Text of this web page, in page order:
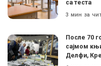
са теста
3 мин за
После 70
сајмом
Делфи,